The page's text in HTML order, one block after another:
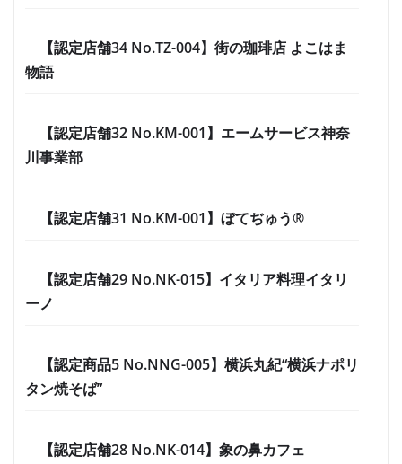
【認定店舗34 No.TZ-004】街の珈琲店 よこはま
物語
【認定店舗32 No.KM-001】エームサービス神奈
川事業部
【認定店舗31 No.KM-001】ぼてぢゅう®
【認定店舗29 No.NK-015】イタリア料理イタリ
ーノ
【認定商品5 No.NNG-005】横浜丸紀“横浜ナポリ
タン焼そば”
【認定店舗28 No.NK-014】象の鼻カフェ